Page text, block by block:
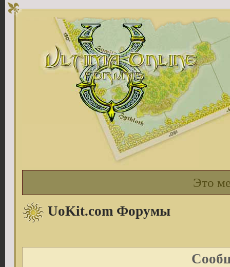
Это
UoKit.com Форумы